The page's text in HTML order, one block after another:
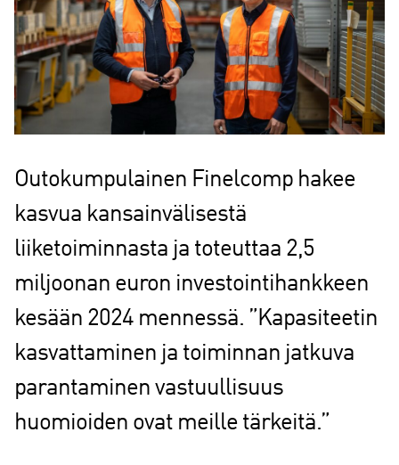
Outokumpulainen Finelcomp hakee
kasvua kansainvälisestä
liiketoiminnasta ja toteuttaa 2,5
miljoonan euron investointihankkeen
kesään 2024 mennessä. ”Kapasiteetin
kasvattaminen ja toiminnan jatkuva
parantaminen vastuullisuus
huomioiden ovat meille tärkeitä.”